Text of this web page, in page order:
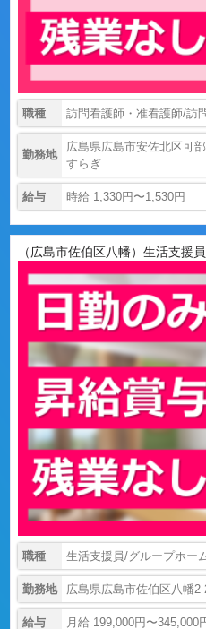
職種 訪問看護師・准看護師/訪
勤務地
広島県広島市安佐北区可
すらぎ
給与 時給 1,330円〜1,530円
（広島市佐伯区八幡）生活支援員
職種 生活支援員/グループホー
勤務地 広島県広島市佐伯区八幡2-
給与 月給 199,000円〜345,000